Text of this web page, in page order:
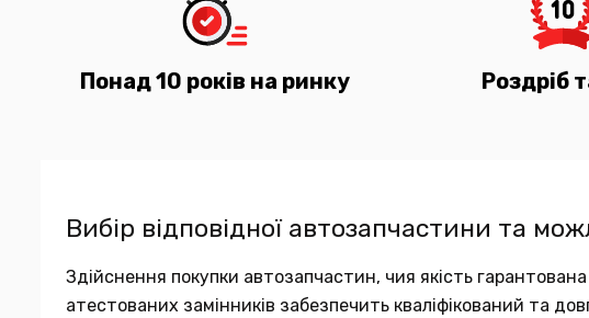
Понад 10 років на ринку Роздріб
Вибір відповідної автозапчастини та
Здійснення покупки автозапчастин, чия якість
атестованих замінників забезпечить кваліфікований та